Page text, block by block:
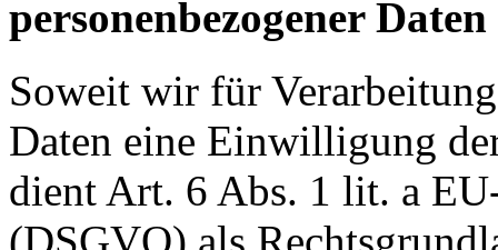
personenbezogener Daten
Soweit wir für
Daten eine Einwilligung
dient Art. 6 Abs. 1 lit. a